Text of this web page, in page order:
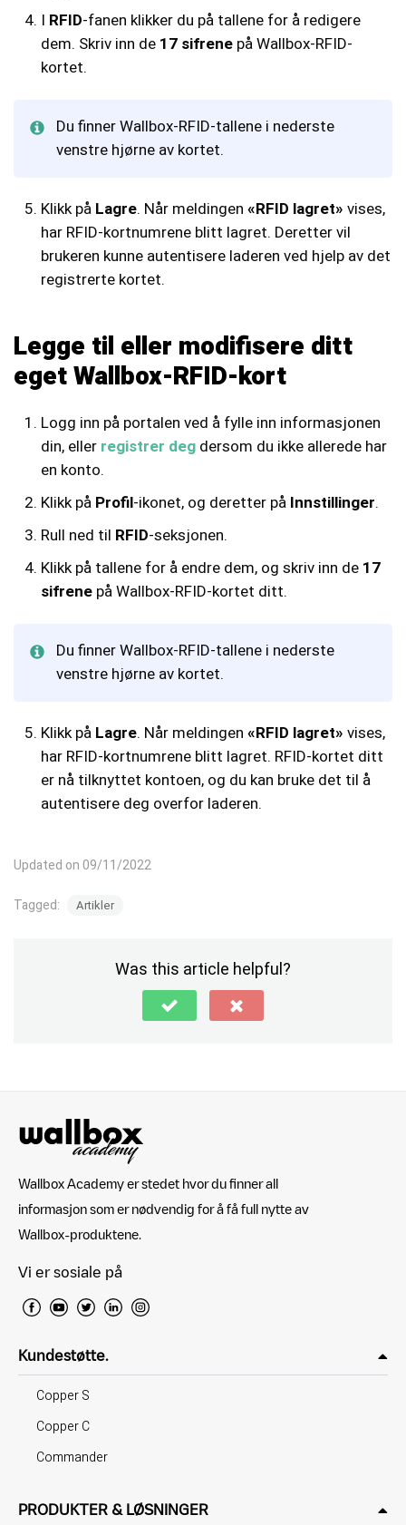
I RFID-fanen klikker du på tallene for å redigere
dem. Skriv inn de 17 sifrene på Wallbox-RFID-
kortet.
Du finner Wallbox-RFID-tallene i nederste
venstre hjørne av kortet.
Klikk på Lagre. Når meldingen «RFID lagret» vises,
har RFID-kortnumrene blitt lagret. Deretter vil
brukeren kunne autentisere laderen ved hjelp av det
registrerte kortet.
Legge til eller modifisere ditt
eget Wallbox-RFID-kort
Logg inn på portalen ved å fylle inn informasjonen
din, eller registrer deg dersom du ikke allerede har
en konto.
Klikk på Profil-ikonet, og deretter på Innstillinger.
Rull ned til RFID-seksjonen.
Klikk på tallene for å endre dem, og skriv inn de 17
sifrene på Wallbox-RFID-kortet ditt.
Du finner Wallbox-RFID-tallene i nederste
venstre hjørne av kortet.
Klikk på Lagre. Når meldingen «RFID lagret» vises,
har RFID-kortnumrene blitt lagret. RFID-kortet ditt
er nå tilknyttet kontoen, og du kan bruke det til å
autentisere deg overfor laderen.
Updated on 09/11/2022
Tagged: Artikler
Was this article helpful?
Wallbox Academy er stedet hvor du finner all
informasjon som er nødvendig for å få full nytte av
Wallbox-produktene.
Vi er sosiale på
Kundestøtte.
Copper S
Copper C
Commander
PRODUKTER & LØSNINGER